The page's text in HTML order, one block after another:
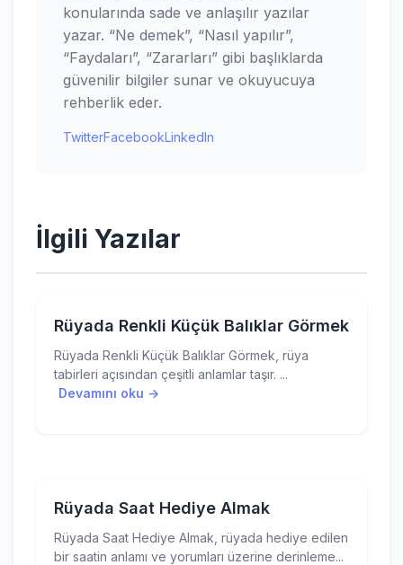
konularında sade ve anlaşılır yazılar
yazar. “Ne demek”, “Nasıl yapılır”,
“Faydaları”, “Zararları” gibi başlıklarda
güvenilir bilgiler sunar ve okuyucuya
rehberlik eder.
TwitterFacebookLinkedIn
İlgili Yazılar
Rüyada Renkli Küçük Balıklar Görmek
Rüyada Renkli Küçük Balıklar Görmek, rüya
tabirleri açısından çeşitli anlamlar taşır. ...
Devamını oku →
Rüyada Saat Hediye Almak
Rüyada Saat Hediye Almak, rüyada hediye edilen
bir saatin anlamı ve yorumları üzerine derinleme...